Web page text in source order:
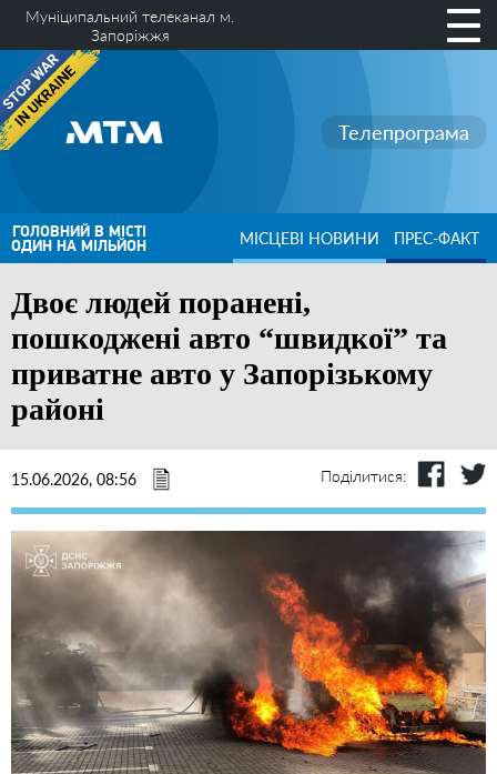
Муніципальний телеканал м.
Запоріжжя
Телепрограма
ГОЛОВНИЙ В МІСТІ
ОДИН НА МІЛЬЙОН МІСЦЕВІ НОВИНИ ПРЕС-ФАКТ
Двоє людей поранені,
пошкоджені авто “швидкої” та
приватне авто у Запорізькому
районі
15.06.2026, 08:56 Поділитися: